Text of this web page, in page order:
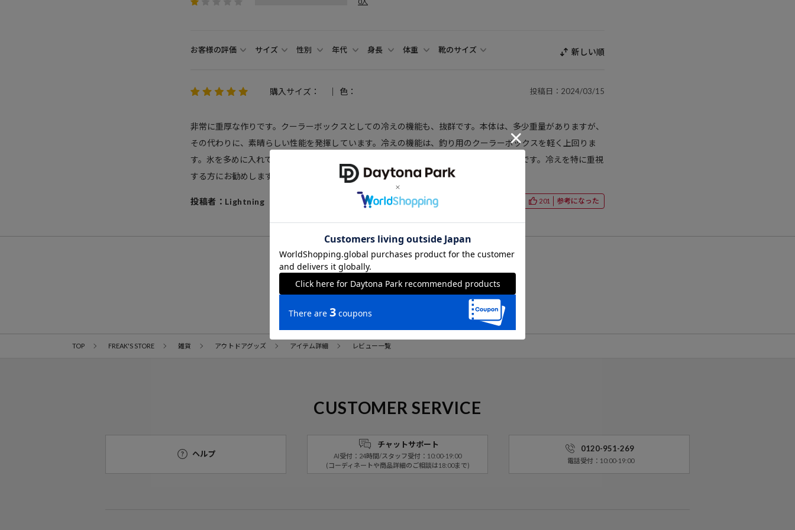
お客様の評価 サイズ 性別 年代 身長 体重 靴のサイズ 新しい順
購入サイズ： 色： 投稿日：2024/03/15
非常に重厚な作りです。クーラーボックスとしての冷えの機能も、抜群です。本体は、多少重量がありますが、
その代わりに、素晴らしい性能を発揮しています。冷えの機能は、釣り用のクーラーボックスを軽く上回りま
す。氷を多めに入れて空間面積を埋めると、本当になかなか氷が溶けません。本物の性能です。冷えを特に重視
する方にお勧めします。
投稿者：Lightning 201 参考になった
商品詳細へ戻る
TOP FREAK'S STORE 雑貨 アウトドアグッズ アイテム詳細 レビュー一覧
CUSTOMER SERVICE
ヘルプ
チャットサポート
AI受付：24時間/スタッフ受付：10:00-19:00
(コーディネートや商品詳細のご相談は18:00まで)
0120-951-269
電話受付：10:00-19:00